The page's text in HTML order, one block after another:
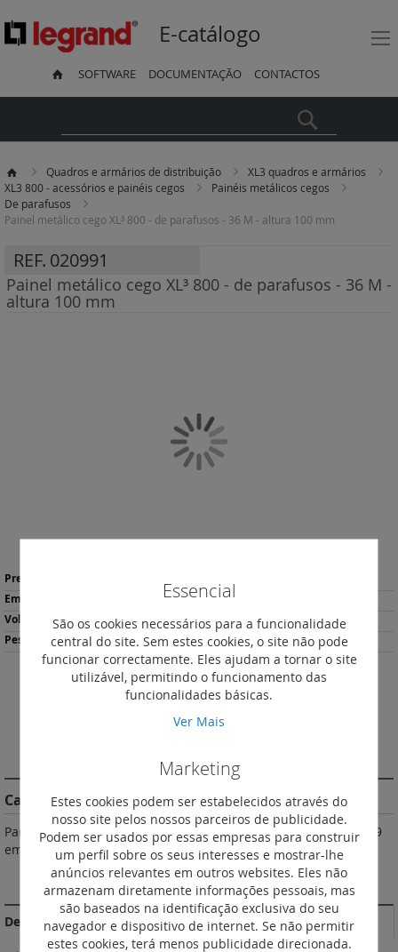
E-catálogo
SOFTWARE DOCUMENTAÇÃO CONTACTOS
Quadros e armários de distribuição
XL3 quadros e armários
XL3 800 - acessórios e painéis cegos
Painéis metálicos cegos
De parafusos
Painel metálico cego XL³ 800 - de parafusos - 36 M - altura 100 mm
REF. 020991
Painel metálico cego XL³ 800 - de parafusos - 36 M -
altura 100 mm
Mais
informação
4.73
1218
Descarregar
Imprimir
da
Galeria
de
imagens
DESCRIÇÃO
Características do Produto
Parafusos imperdíveis. N.º de módulos Charneiras ref. 0 209 59
em opção.
DOCUMENTAÇÃO DE CONFORMIDADE
Declarações e certificados de conformidade
Essencial
São os cookies necessários para a funcionalidade
central do site. Sem estes cookies, o site não pode
funcionar correctamente. Eles ajudam a tornar o site
utilizável, permitindo o funcionamento das
funcionalidades básicas.
Ver Mais
Marketing
Estes cookies podem ser estabelecidos através do
nosso site pelos nossos parceiros de publicidade.
Podem ser usados por essas empresas para construir
um perfil sobre os seus interesses e mostrar-lhe
anúncios relevantes em outros websites. Eles não
armazenam diretamente informações pessoais, mas
são baseados na identificação exclusiva do seu
navegador e dispositivo de internet. Se não permitir
estes cookies, terá menos publicidade direcionada.